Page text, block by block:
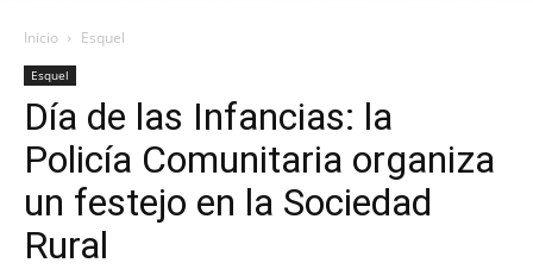
Portada
Inicio Esquel
Esquel
Día de las Infancias: la
Policía Comunitaria organiza
un festejo en la Sociedad
Rural